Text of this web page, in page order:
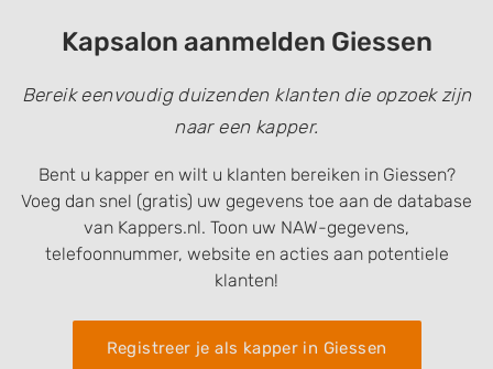
Kapsalon aanmelden Giessen
Bereik eenvoudig duizenden klanten die opzoek zijn
naar een kapper.
Bent u kapper en wilt u klanten bereiken in Giessen?
Voeg dan snel (gratis) uw gegevens toe aan de database
van Kappers.nl. Toon uw NAW-gegevens,
telefoonnummer, website en acties aan potentiele
klanten!
Registreer je als kapper in Giessen